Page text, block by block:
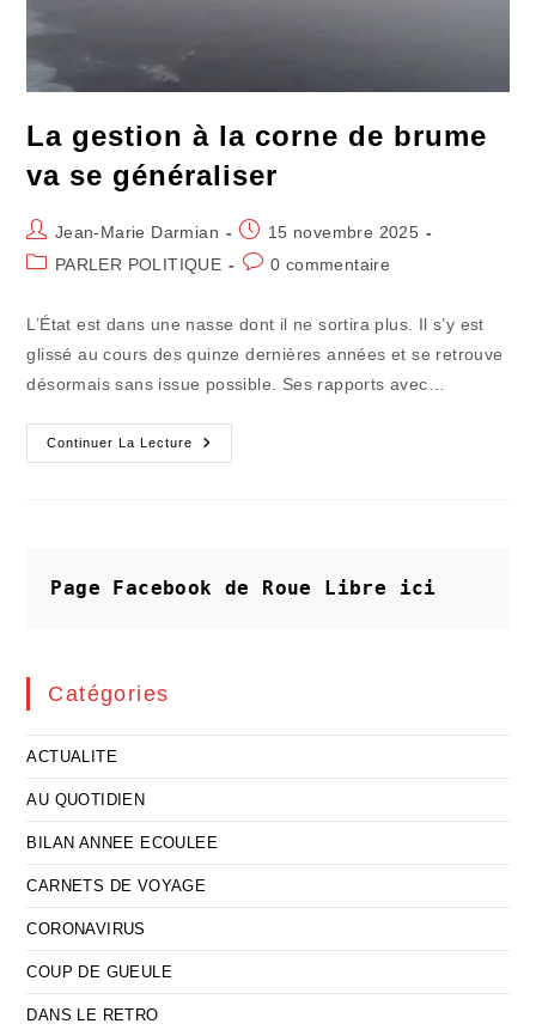
La gestion à la corne de brume
va se généraliser
Auteur/autrice
de
Jean-Marie Darmian
Publication
publiée :
15 novembre 2025
PostPARLER POLITIQUE
Commentaires
0 commentaire
L’État est dans une nasse dont il ne sortira plus. Il s’y est
glissé au cours des quinze dernières années et se retrouve
désormais sans issue possible. Ses rapports avec…
Continuer La Lecture
La
Gestion
Se
Généraliser
Page Facebook de Roue Libre ici
Catégories
ACTUALITE
AU QUOTIDIEN
BILAN ANNEE ECOULEE
CARNETS DE VOYAGE
CORONAVIRUS
COUP DE GUEULE
DANS LE RETRO